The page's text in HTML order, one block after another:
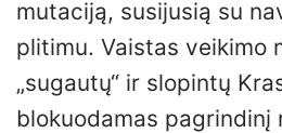
mutaciją, susijusią su
plitimu. Vaistas veikimo
„sugautų“ ir slopintų
blokuodamas pagrindinį